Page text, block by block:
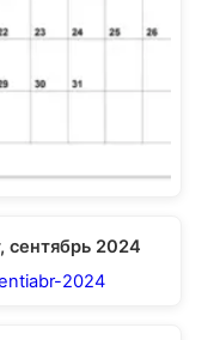
сентябрь 2024